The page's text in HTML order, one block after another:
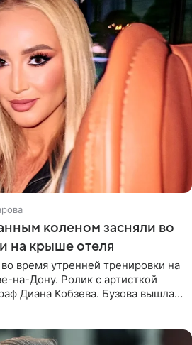
коленом засняли во
на крыше отеля
время утренней тренировки на
на-Дону. Ролик с артисткой
Диана Кобзева. Бузова вышла